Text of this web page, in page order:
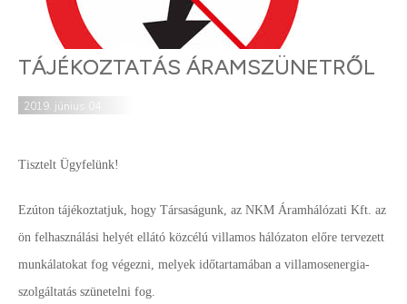
TÁJÉKOZTATÁS ÁRAMSZÜNETRŐL
2019. június 04.
Tisztelt Ügyfelünk!
Ezúton tájékoztatjuk, hogy Társaságunk, az NKM Áramhálózati Kft. az
ön felhasználási helyét ellátó közcélú villamos hálózaton előre tervezett
munkálatokat fog végezni, melyek időtartamában a villamosenergia-
szolgáltatás szünetelni fog.